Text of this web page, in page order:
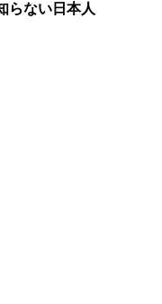
らない日本人